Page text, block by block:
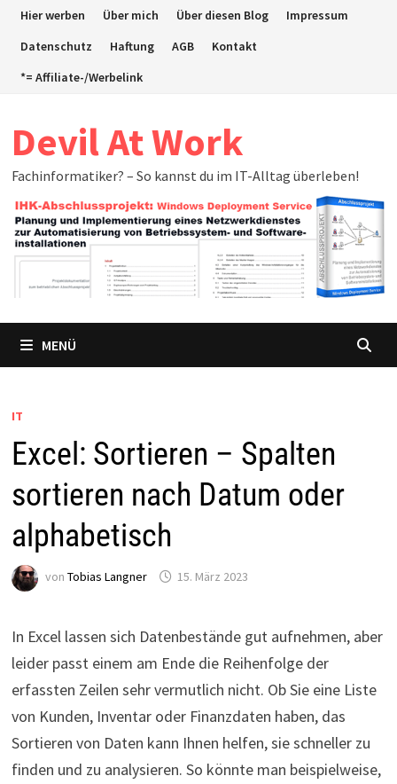
ZumHier werben Über mich Über diesen Blog
Impressum
Datenschutz
Haftung AGB
Kontakt
*= Affiliate-/Werbelink
Devil At Work
Fachinformatiker? – So kannst du im IT-Alltag überleben!
MENÜ
IT
Excel: Sortieren – Spalten
sortieren nach Datum oder
alphabetisch
von Tobias Langner 15. März 2023
In Excel lassen sich Datenbestände gut aufnehmen, aber
leider passt einem am Ende die Reihenfolge der
erfassten Zeilen sehr vermutlich nicht. Ob Sie eine Liste
von Kunden, Inventar oder Finanzdaten haben, das
Sortieren von Daten kann Ihnen helfen, sie schneller zu
finden und zu analysieren. So könnte man beispielweise,